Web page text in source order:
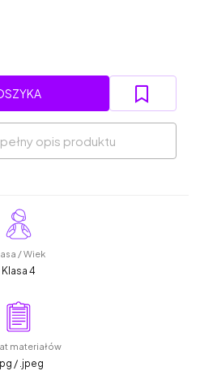
opis produktu
/ Wiek
Klasa 4
materiałów
/ .jpeg